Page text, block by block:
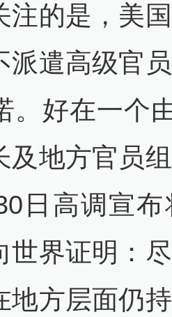
注的是，美
派遣高级官
。好在一个
及地方官员
日高调宣
世界证明：
地方层面仍